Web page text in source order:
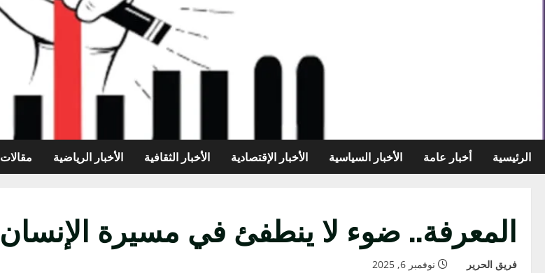
الرئيسية أخبار عامة الأخبار السياسية الأخبار الإقتصادية الأخبار الثقافية الأخبار الرياضية
المعرفة.. ضوء لا ينطفئ في مسيرة الإنسان
فريق الحرير نوفمبر 6, 2025